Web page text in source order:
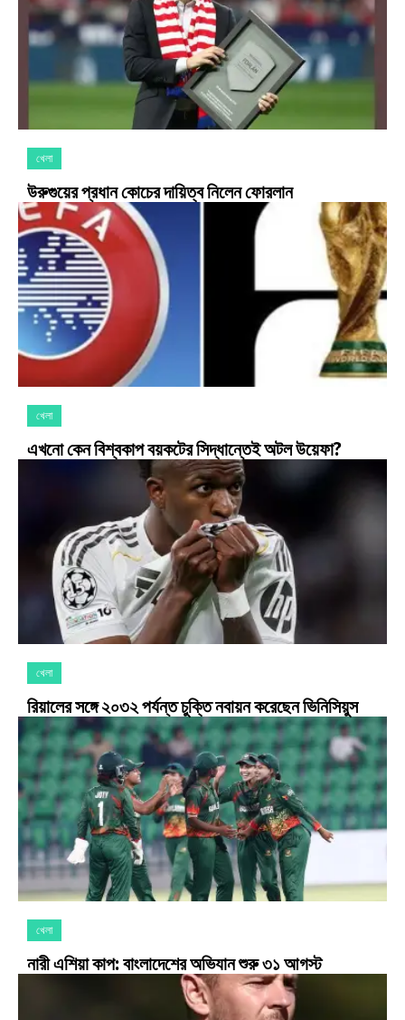
খেলা
উরুগুয়ের প্রধান কোচের দায়িত্ব নিলেন ফোরলান
খেলা
এখনো কেন বিশ্বকাপ বয়কটের সিদ্ধান্তেই অটল উয়েফা?
খেলা
রিয়ালের সঙ্গে ২০৩২ পর্যন্ত চুক্তি নবায়ন করেছেন ভিনিসিয়ুস
খেলা
নারী এশিয়া কাপ: বাংলাদেশের অভিযান শুরু ৩১ আগস্ট